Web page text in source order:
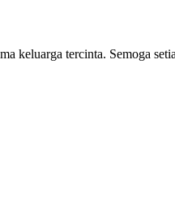
keluarga tercinta. Semoga